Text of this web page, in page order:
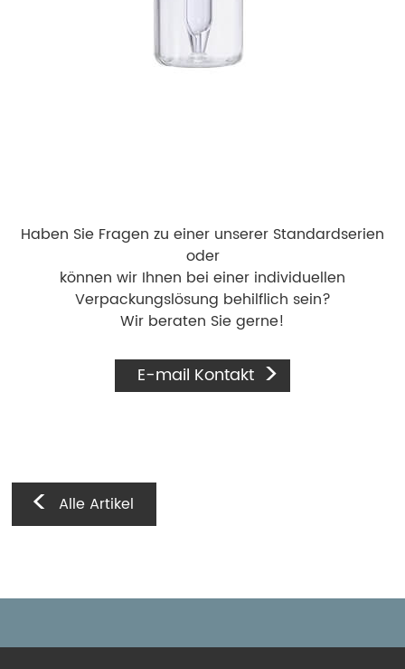
Haben Sie Fragen zu einer unserer Standardserien
oder
können wir Ihnen bei einer individuellen
Verpackungslösung behilflich sein?
Wir beraten Sie gerne!
E-mail Kontakt
Alle Artikel